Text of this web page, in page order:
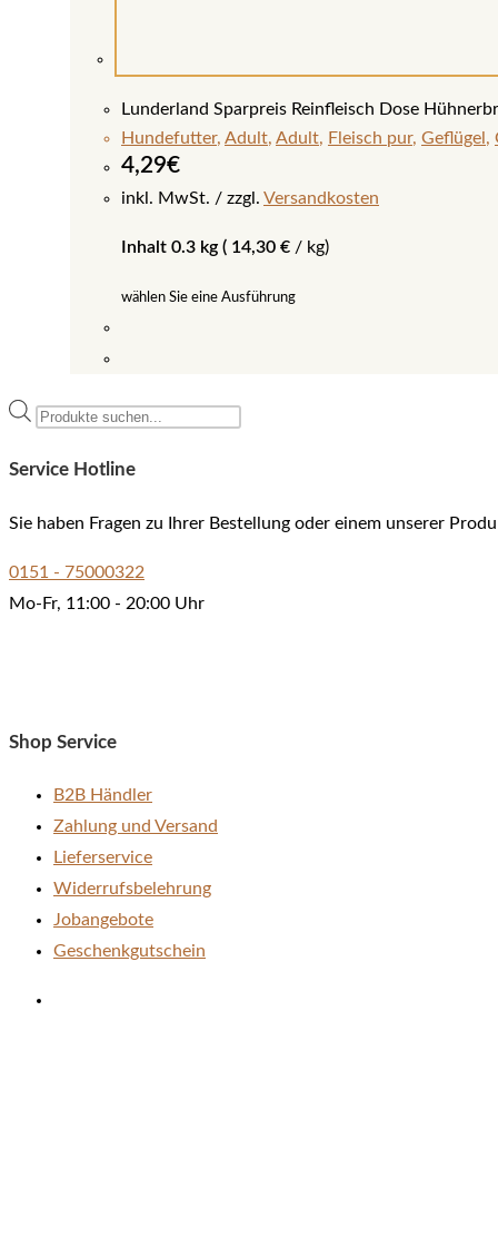
Lunderland Sparpreis Reinfleisch Dose
Hundefutter, Adult, Adult, Fleisch pur, Geflügel ,
4,29€
inkl. MwSt. zzgl. Versandkosten
Inhalt 0.3 kg ( 14,30 € / kg)
wählen Sie eine Ausführung
weist
Optionen
können
Products
Service Hotline
Sie haben Fragen zu Ihrer Bestellung oder einem unserer
0151 - 75000322
Mo-Fr, 11:00 - 20:00 Uhr
Shop Service
B2B Händler
Zahlung und Versand
Lieferservice
Widerrufsbelehrung
Jobangebote
Geschenkgutschein